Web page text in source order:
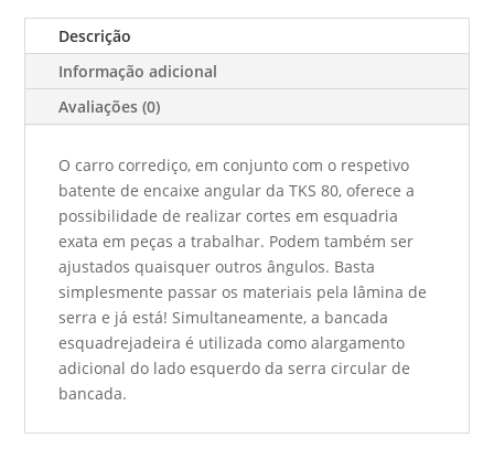
Descrição
Informação adicional
Avaliações (0)
O carro corrediço, em conjunto com o respetivo
batente de encaixe angular da TKS 80, oferece a
possibilidade de realizar cortes em esquadria
exata em peças a trabalhar. Podem também ser
ajustados quaisquer outros ângulos. Basta
simplesmente passar os materiais pela lâmina de
serra e já está! Simultaneamente, a bancada
esquadrejadeira é utilizada como alargamento
adicional do lado esquerdo da serra circular de
bancada.